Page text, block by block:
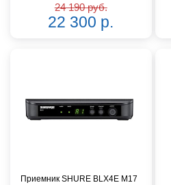
24 190 руб.
22 300 р.
Приемник SHURE BLX4E M17